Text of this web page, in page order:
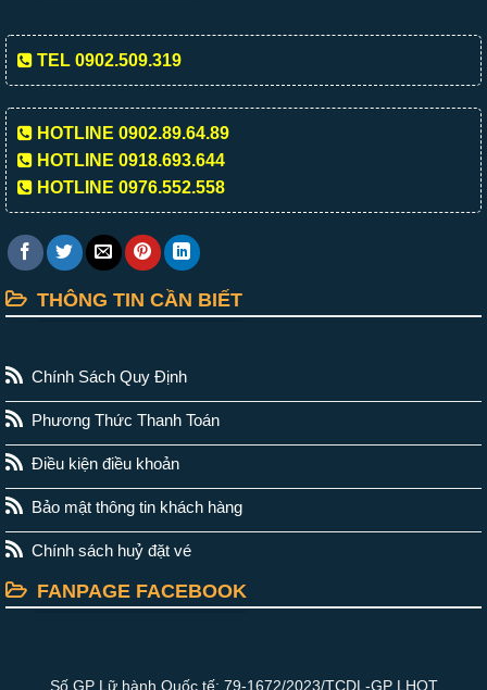
TEL 0902.509.319
HOTLINE 0902.89.64.89
HOTLINE 0918.693.644
HOTLINE 0976.552.558
THÔNG TIN CẦN BIẾT
Chính Sách Quy Định
Phương Thức Thanh Toán
Điều kiện điều khoản
Bảo mật thông tin khách hàng
Chính sách huỷ đặt vé
FANPAGE FACEBOOK
Số GP Lữ hành Quốc tế: 79-1672/2023/TCDL-GP LHQT